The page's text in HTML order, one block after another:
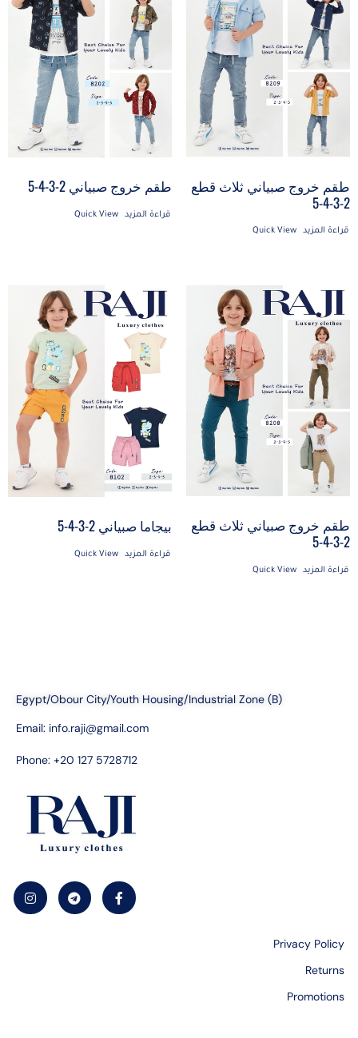
طقم خروج صبياني ثلاث قطع
2-3-4-5
قراءة المزيد Quick View
طقم خروج صبياني 2-3-4-5
قراءة المزيد Quick View
طقم خروج صبياني ثلاث قطع
2-3-4-5
قراءة المزيد Quick View
بيجاما صبياني 2-3-4-5
قراءة المزيد Quick View
Egypt/Obour City/Youth Housing/Industrial Zone (B)
Email: info.raji@gmail.com
Phone: +20 127 5728712
Privacy Policy
Returns
Promotions